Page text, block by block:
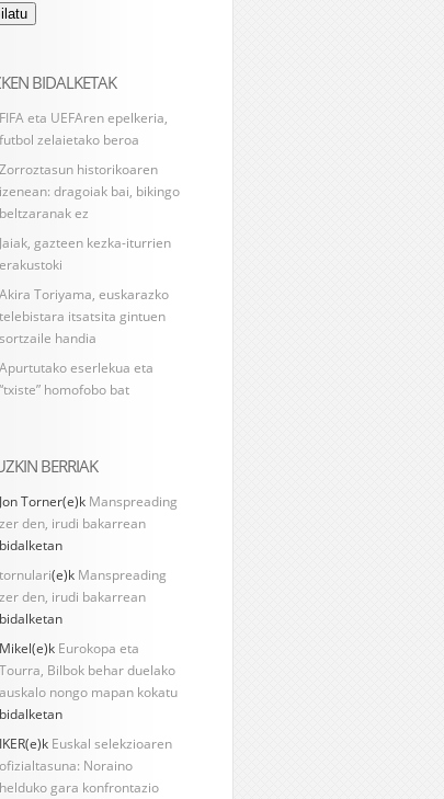
BIDALKETAK
FIFA eta UEFAren epelkeria,
futbol zelaietako beroa
Zorroztasun historikoaren
izenean: dragoiak bai, bikingo
beltzaranak ez
Jaiak, gazteen kezka-iturrien
erakustoki
Akira Toriyama, euskarazko
telebistara itsatsita gintuen
sortzaile handia
Apurtutako eserlekua eta
“txiste” homofobo bat
BERRIAK
Jon Torner(e)k Manspreading
zer den, irudi bakarrean
bidalketan
tornulari(e)k Manspreading
zer den, irudi bakarrean
bidalketan
Mikel(e)k Eurokopa eta
Tourra, Bilbok behar duelako
auskalo nongo mapan kokatu
bidalketan
IKER(e)k Euskal selekzioaren
ofizialtasuna: Noraino
helduko gara konfrontazio